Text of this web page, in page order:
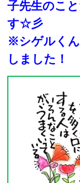
子先生のこ
す☆彡
※シゲルく
しました！